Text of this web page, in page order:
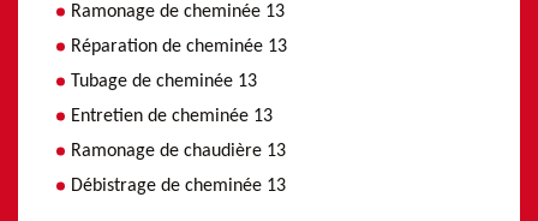
Ramonage de cheminée 13
Réparation de cheminée 13
Tubage de cheminée 13
Entretien de cheminée 13
Ramonage de chaudière 13
Débistrage de cheminée 13